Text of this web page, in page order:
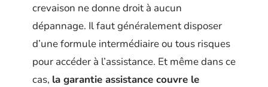
crevaison ne donne droit à aucun
dépannage. Il faut généralement disposer
d’une formule intermédiaire ou tous risques
pour accéder à l’assistance. Et même dans ce
cas, la garantie assistance couvre le